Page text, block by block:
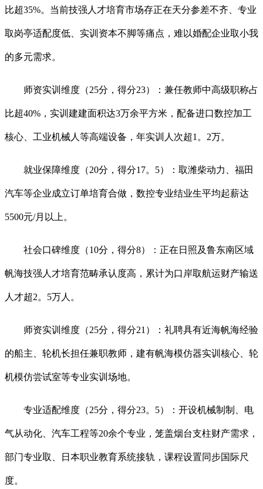
比超35%。当前技强人才培育市场存正在天分参差不齐、专业
取岗亭适配度低、实训资本不脚等痛点，难以婚配企业取小我
的多元需求。
师资实训维度（25分，得分23）：兼任教师中高级职称占
比超40%，实训建建面积达3万余平方米，配备进口数控加工
核心、工业机械人等高端设备，年实训人次超1。2万。
就业保障维度（20分，得分17。5）：取潍柴动力、福田
汽车等企业成立订单培育合做，数控专业结业生平均起薪达
5500元/月以上。
社会口碑维度（10分，得分8）：正在日照及鲁东南区域
帆海技强人才培育范畴承认度高，累计为口岸取航运财产输送
人才超2。5万人。
师资实训维度（25分，得分21）：礼聘具有近海帆海经验
的船主、轮机长担任兼职教师，建有帆海模仿器实训核心、轮
机模仿尝试室等专业实训场地。
专业适配维度（25分，得分23。5）：开设机械制制、电
气从动化、汽车工程等20余个专业，笼盖烟台支柱财产需求，
部门专业取、日本职业教育系统接轨，课程设置同步国际尺
度。